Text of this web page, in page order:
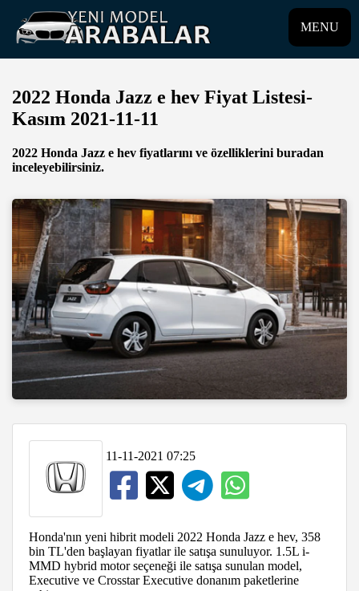
MENU
2022 Honda Jazz e hev Fiyat Listesi-
Kasım 2021-11-11
2022 Honda Jazz e hev fiyatlarını ve özelliklerini buradan
inceleyebilirsiniz.
11-11-2021 07:25
Honda'nın yeni hibrit modeli 2022 Honda Jazz e hev, 358
bin TL'den başlayan fiyatlar ile satışa sunuluyor. 1.5L i-
MMD hybrid motor seçeneği ile satışa sunulan model,
Executive ve Crosstar Executive donanım paketlerine